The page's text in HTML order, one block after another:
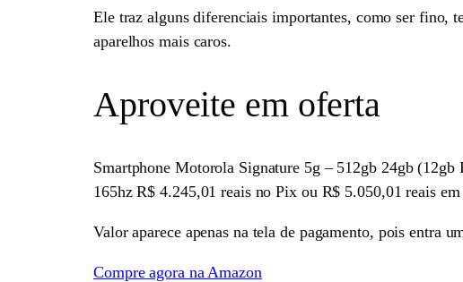
Ele traz alguns diferenciais importantes, como ser fino,
aparelhos mais caros.
Aproveite em oferta
Smartphone Motorola Signature 5g – 512gb 24gb
165hz R$ 4.245,01 reais no Pix ou R$ 5.050,01 reais
Valor aparece apenas na tela de pagamento, pois entra
Compre agora na Amazon